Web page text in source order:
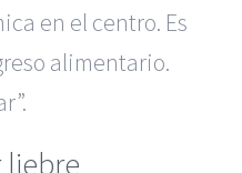
en el centro. Es
alimentario.
liebre